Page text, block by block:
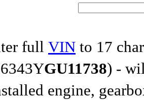
full VIN to 17
GU11738) -
engine,